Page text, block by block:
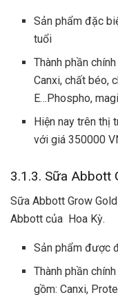
Sản phẩm đặc
tuổi
Thành phần
Canxi, chất béo,
E…Phospho,
Hiện nay trên thị
với giá 350000
3.1.3. Sữa Abbott
Sữa Abbott Grow
Abbott của Hoa Kỳ.
Sản phẩm được
Thành phần
gồm: Canxi,